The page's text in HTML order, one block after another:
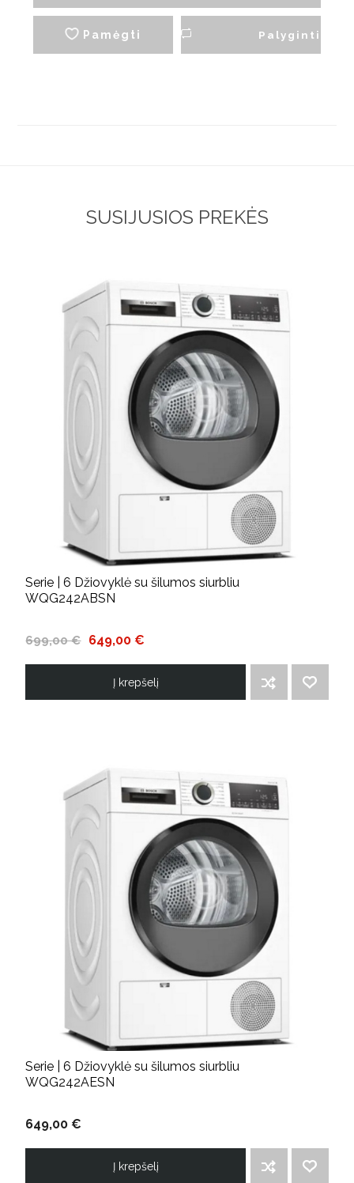
Pamėgti Palyginti
SUSIJUSIOS PREKĖS
Serie | 6 Džiovyklė su šilumos siurbliu
WQG242ABSN
699,00 € 649,00 €
Į krepšelį
Serie | 6 Džiovyklė su šilumos siurbliu
WQG242AESN
649,00 €
Į krepšelį